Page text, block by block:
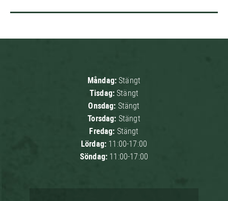
Måndag:Stängt
Tisdag:Stängt
Onsdag: Stängt
Torsdag: Stängt
Fredag: Stängt
Lördag: 11:00-17:00
Söndag: 11:00-17:00